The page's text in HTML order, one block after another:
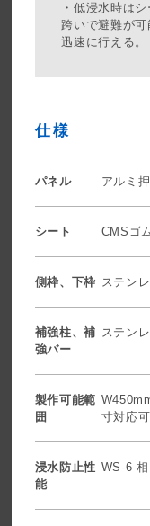
・低浸水時は
跨いで避難が
迅速に行える。
仕様
パネル アルミ
シート CMSゴ
側枠、下枠 ステン
補強柱、補
強バー
ステン
製作可能範
囲
寸対応可
浸水防止性
能
WS-6 相